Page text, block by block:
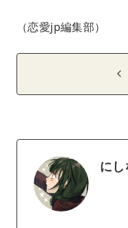
（恋愛jp編集部）
に